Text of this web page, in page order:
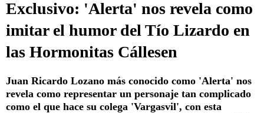
Exclusivo: 'Alerta' nos revela como
imitar el humor del Tío Lizardo en
las Hormonitas Cállesen
Juan Ricardo Lozano más conocido como 'Alerta' nos
revela como representar un personaje tan complicado
como el que hace su colega 'Vargasvil', con esta